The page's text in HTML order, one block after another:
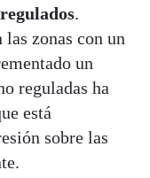
.
zonas con un
un
reguladas ha
está
sobre las